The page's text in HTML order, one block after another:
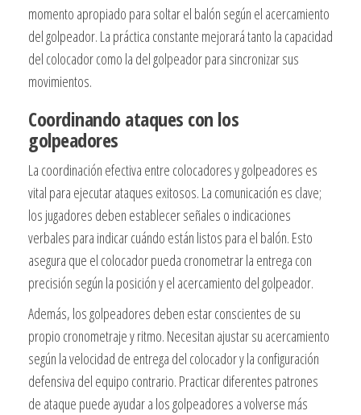
momento apropiado para soltar el balón según el acercamiento
del golpeador. La práctica constante mejorará tanto la capacidad
del colocador como la del golpeador para sincronizar sus
movimientos.
Coordinando ataques con los
golpeadores
La coordinación efectiva entre colocadores y golpeadores es
vital para ejecutar ataques exitosos. La comunicación es clave;
los jugadores deben establecer señales o indicaciones
verbales para indicar cuándo están listos para el balón. Esto
asegura que el colocador pueda cronometrar la entrega con
precisión según la posición y el acercamiento del golpeador.
Además, los golpeadores deben estar conscientes de su
propio cronometraje y ritmo. Necesitan ajustar su acercamiento
según la velocidad de entrega del colocador y la configuración
defensiva del equipo contrario. Practicar diferentes patrones
de ataque puede ayudar a los golpeadores a volverse más